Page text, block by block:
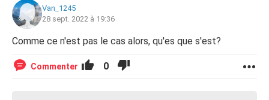
Van_1245
28 sept. 2022 à 19:36
Comme ce n'est pas le cas alors, qu'es que s'est?
Commenter 0